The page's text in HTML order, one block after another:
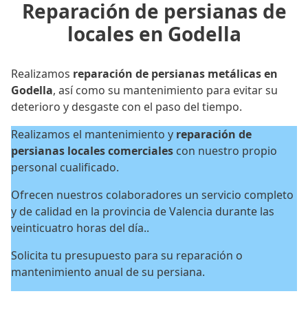
Reparación de persianas de
locales en Godella
Realizamos reparación de persianas metálicas en
Godella, así como su mantenimiento para evitar su
deterioro y desgaste con el paso del tiempo.
Realizamos el mantenimiento y reparación de
persianas localescomerciales con nuestro propio
personal cualificado.
Ofrecen nuestros colaboradores un servicio completo
y de calidad en la provincia de Valencia durante las
veinticuatro horas del día..
Solicita tu presupuesto para su reparación o
mantenimiento anual de su persiana.